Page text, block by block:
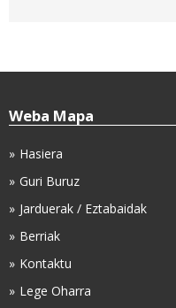
Weba Mapa
Hasiera
Guri Buruz
Jarduerak / Eztabaidak
Berriak
Kontaktu
Lege Oharra